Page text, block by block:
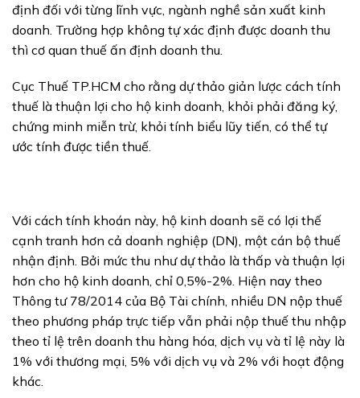
định đối với từng lĩnh vực, ngành nghề sản xuất kinh
doanh. Trường hợp không tự xác định được doanh thu
thì cơ quan thuế ấn định doanh thu.
Cục Thuế TP.HCM cho rằng dự thảo giản lược cách tính
thuế là thuận lợi cho hộ kinh doanh, khỏi phải đăng ký,
chứng minh miễn trừ, khỏi tính biểu lũy tiến, có thể tự
ước tính được tiền thuế.
Với cách tính khoán này, hộ kinh doanh sẽ có lợi thế
cạnh tranh hơn cả doanh nghiệp (DN), một cán bộ thuế
nhận định. Bởi mức thu như dự thảo là thấp và thuận lợi
hơn cho hộ kinh doanh, chỉ 0,5%-2%. Hiện nay theo
Thông tư 78/2014 của Bộ Tài chính, nhiều DN nộp thuế
theo phương pháp trực tiếp vẫn phải nộp thuế thu nhập
theo tỉ lệ trên doanh thu hàng hóa, dịch vụ và tỉ lệ này là
1% với thương mại, 5% với dịch vụ và 2% với hoạt động
khác.